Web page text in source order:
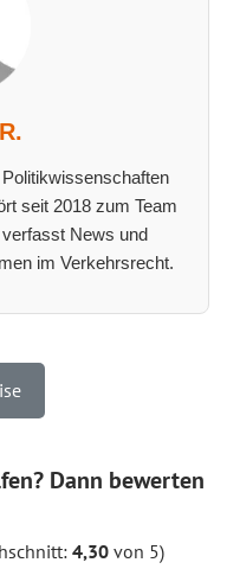
seit 2018 zum Team
News und
im Verkehrsrecht.
Dann bewerten
4,30 von 5)